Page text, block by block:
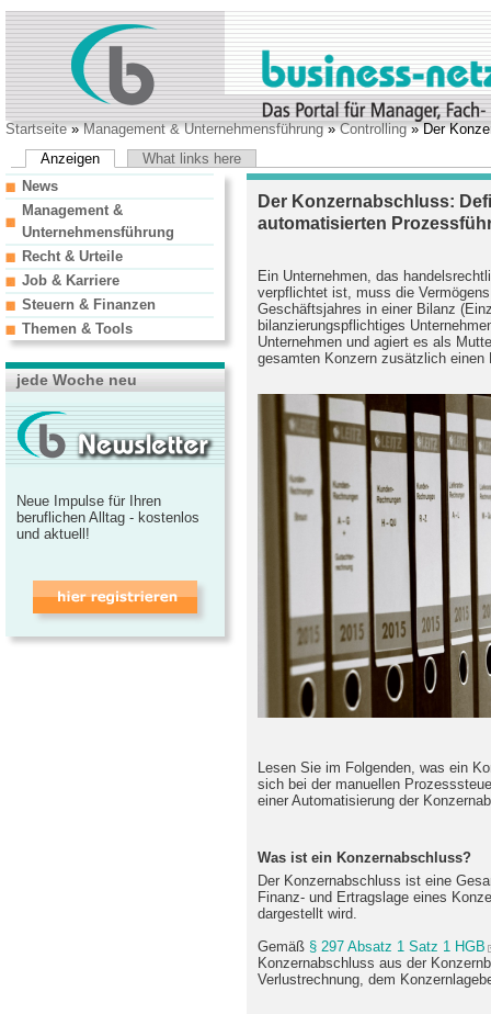
Startseite»Management & Unternehmensführung»Controlling» Der
Anzeigen
What links here
Der Konzernabschluss:
automatisierten
Ein Unternehmen, das
verpflichtet ist, muss die
Geschäftsjahres in einer Bilanz
bilanzierungspflichtiges
Unternehmen und agiert es als
gesamten Konzern zusätzlich einen
Lesen Sie im Folgenden, was ein
sich bei der manuellen
einer Automatisierung der
Was ist ein Konzernabschluss?
Der Konzernabschluss ist eine
Finanz- und Ertragslage eines
dargestellt wird.
Gemäß § 297 Absatz 1 Satz 1 HGB
Konzernabschluss aus der
Verlustrechnung, dem
News
Management &
Unternehmensführung
Recht & Urteile
Job & Karriere
Steuern & Finanzen
Themen & Tools
jede Woche neu
Neue Impulse für Ihren
beruflichen Alltag - kostenlos
und aktuell!